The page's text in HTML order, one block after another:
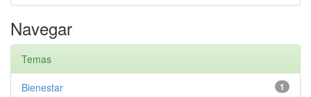
Navegar
Temas
1
Bienestar